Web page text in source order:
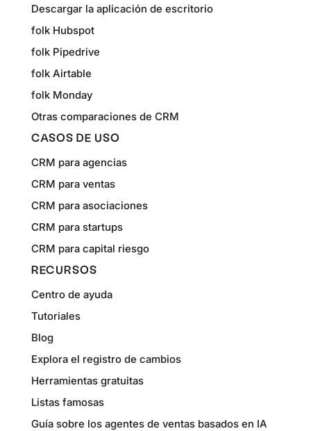
Descargar la aplicación de escritorio
folk Hubspot
folk Pipedrive
folk Airtable
folk Monday
Otras comparaciones de CRM
CASOS DE USO
CRM para agencias
CRM para ventas
CRM para asociaciones
CRM para startups
CRM para capital riesgo
RECURSOS
Centro de ayuda
Tutoriales
Blog
Explora el registro de cambios
Herramientas gratuitas
Listas famosas
Guía sobre los agentes de ventas basados en IA